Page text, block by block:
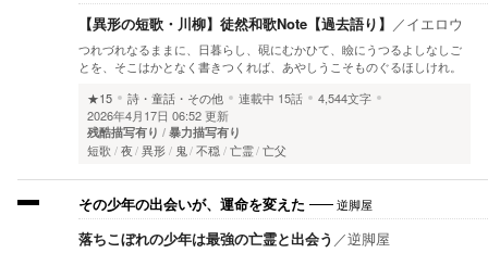
【異形の短歌・川柳】徒然和歌Note【過去語り】 ／イエロウ
つれづれなるままに、日暮らし、硯にむかひて、瞼にうつるよしなしご
とを、そこはかとなく書きつくれば、あやしうこそものぐるほしけれ。
★15
詩・童話・その他 連載中 15話
4,544文字
2026年4月17日 06:52 更新
残酷描写有り 暴力描写有り
短歌 夜 異形 鬼 不穏 亡霊 亡父
その少年の出会いが、運命を変えた 逆脚屋
落ちこぼれの少年は最強の亡霊と出会う ／逆脚屋